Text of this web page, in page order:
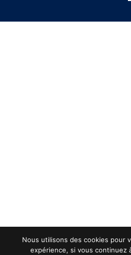
Nous utilisons des cookies pour
expérience, si vous continuez